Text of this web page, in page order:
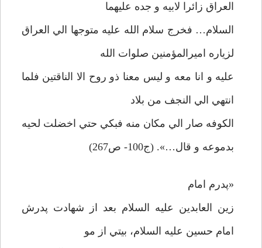
العراق زائرا لابيه و جده عليهما
السلام… فخرج سلام الله عليه متوجها الي العراق
لزياره اميرالمؤمنين صلوات الله
عليه و انا معه و ليس معنا ذو روح الا الناقتين فلما
انتهي الي النجف من بلاد
الکوفه صار الي مکان منه فبکي حتي اخضلت لحيه
بدموعه و قال…». (ج100- ص267)
«پدرم امام
زين العابدين عليه السلام بعد از شهادت پدرش
امام حسين عليه السلام، بيتي از مو